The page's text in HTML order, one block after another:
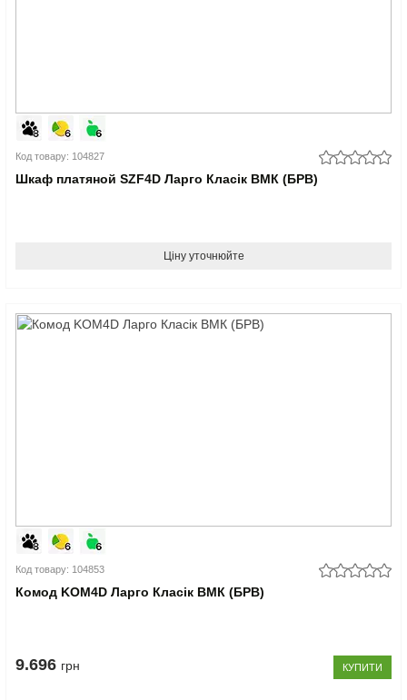
Код товару: 104827
Шкаф платяной SZF4D Ларго Класік ВМК (БРВ)
Ціну уточнюйте
Код товару: 104853
Комод KOM4D Ларго Класік ВМК (БРВ)
9.696 грн КУПИТИ